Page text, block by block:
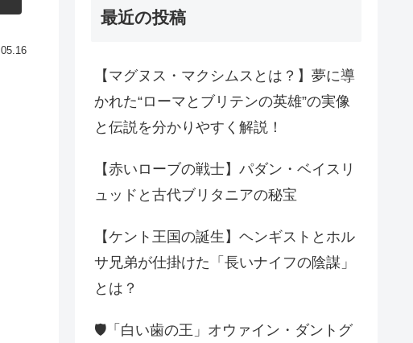
最近の投稿
【マグヌス・マクシムスとは？】夢に導
かれた“ローマとブリテンの英雄”の実像
と伝説を分かりやすく解説！
【赤いローブの戦士】パダン・ベイスリ
ュッドと古代ブリタニアの秘宝
【ケント王国の誕生】ヘンギストとホル
サ兄弟が仕掛けた「長いナイフの陰謀」
とは？
🛡️「白い歯の王」オウァイン・ダントグ